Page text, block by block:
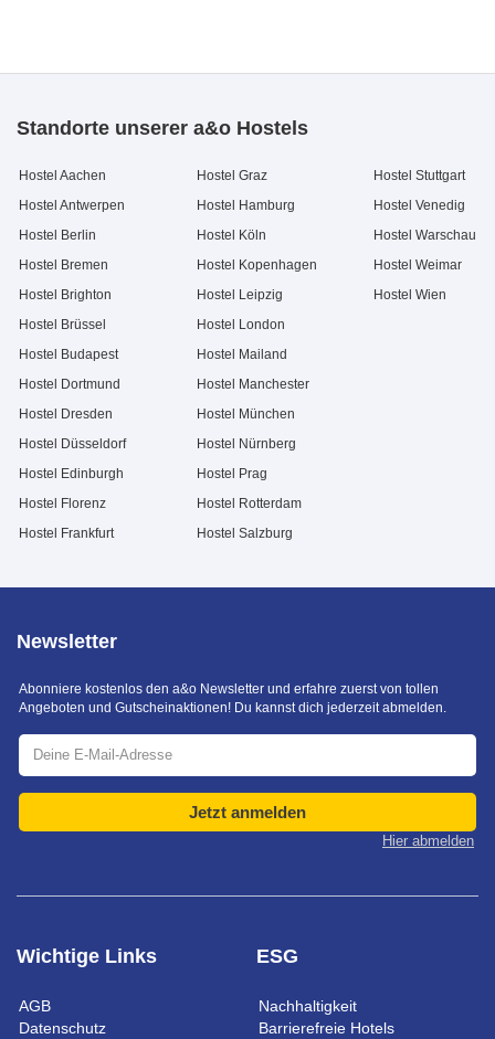
Standorte unserer a&o Hostels
Hostel Aachen
Hostel Antwerpen
Hostel Berlin
Hostel Bremen
Hostel Brighton
Hostel Brüssel
Hostel Budapest
Hostel Dortmund
Hostel Dresden
Hostel Düsseldorf
Hostel Edinburgh
Hostel Florenz
Hostel Frankfurt
Hostel Graz
Hostel Hamburg
Hostel Köln
Hostel Kopenhagen
Hostel Leipzig
Hostel London
Hostel Mailand
Hostel Manchester
Hostel München
Hostel Nürnberg
Hostel Prag
Hostel Rotterdam
Hostel Salzburg
Hostel Stuttgart
Hostel Venedig
Hostel Warschau
Hostel Weimar
Hostel Wien
Wichtige Links
AGB
Datenschutz
ESG
Nachhaltigkeit
Barrierefreie Hotels
Newsletter
Abonniere kostenlos den a&o Newsletter und erfahre zuerst von tollen
Angeboten und Gutscheinaktionen! Du kannst dich jederzeit abmelden.
Jetzt anmelden
Hier abmelden